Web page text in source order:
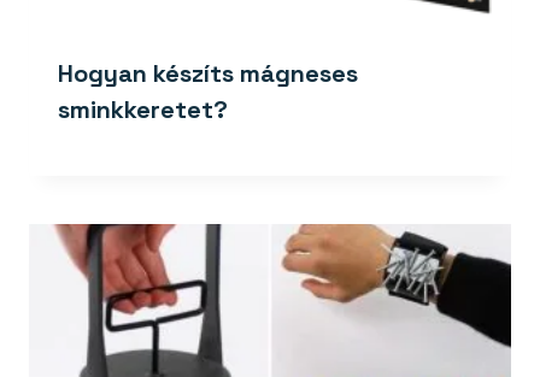
Hogyan készíts mágneses
sminkkeretet?